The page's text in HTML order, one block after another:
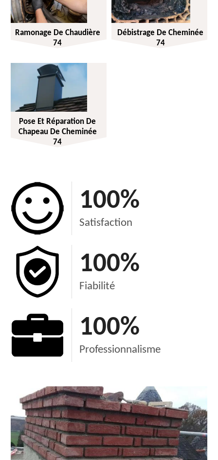
Ramonage De Chaudière
74
Débistrage De Cheminée
74
Pose Et Réparation De
Chapeau De Cheminée
74
100%
Satisfaction
100%
Fiabilité
100%
Professionnalisme